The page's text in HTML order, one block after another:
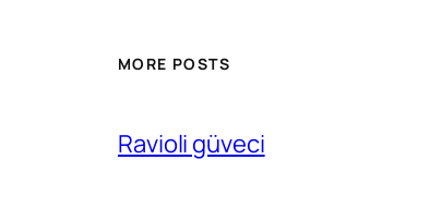
MORE POSTS
Ravioli güveci